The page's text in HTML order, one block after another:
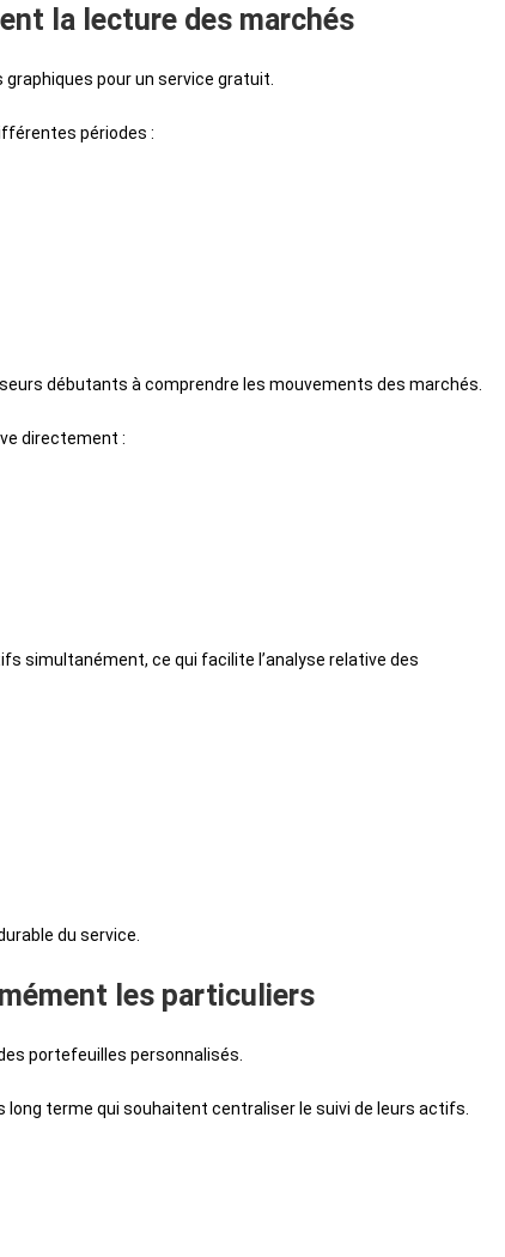
la lecture des marchés
graphiques pour un service gratuit.
périodes :
débutants à comprendre les mouvements des marchés.
directement :
simultanément, ce qui facilite l’analyse relative des
du service.
les particuliers
portefeuilles personnalisés.
terme qui souhaitent centraliser le suivi de leurs actifs.